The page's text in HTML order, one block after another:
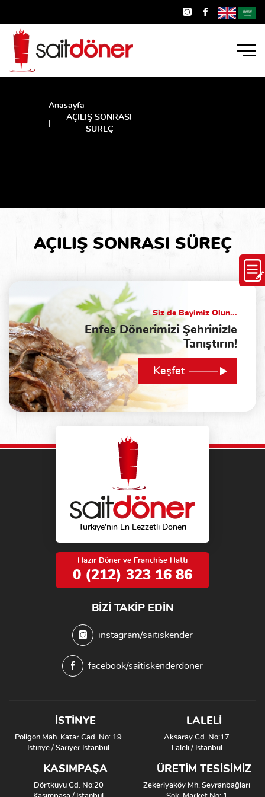
Anasayfa
AÇILIŞ SONRASI
SÜREÇ
AÇILIŞ SONRASI SÜREÇ
Siz de Bayimiz Olun...
Enfes Dönerimizi Şehrinizle
Tanıştırın!
Keşfet
Türkiye'nin En Lezzetli Döneri
Hazır Döner ve Franchise Hattı
0 (212) 323 16 86
BIZI TAKIP EDIN
instagram/saitiskender
facebook/saitiskenderdoner
İSTİNYE
Poligon Mah. Katar Cad. No: 19
İstinye / Sarıyer İstanbul
LALELİ
Aksaray Cd. No:17
Laleli / İstanbul
KASIMPAŞA
Dörtkuyu Cd. No:20
ÜRETİM TESİSİMİZ
Zekeriyaköy Mh. Seyranbağları